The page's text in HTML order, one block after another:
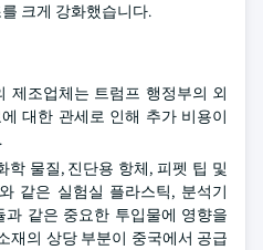
크게 강화했습니다.
제조업체는 트럼프 행정부의 외
대한 관세로 인해 추가 비용이
학 물질, 진단용 항체, 피펫 팁 및
같은 실험실 플라스틱, 분석기
같은 중요한 투입물에 영향을
재의 상당 부분이 중국에서 공급